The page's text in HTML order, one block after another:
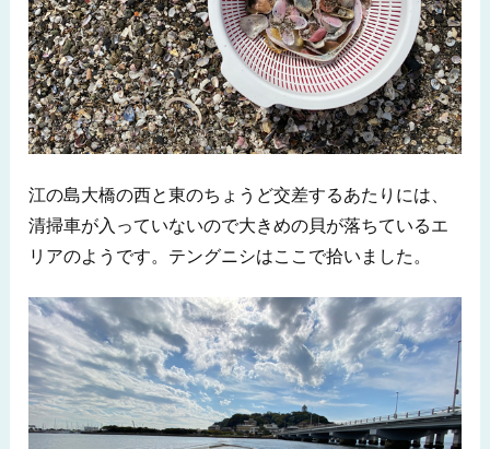
江の島大橋の西と東のちょうど交差するあたりには、
清掃車が入っていないので大きめの貝が落ちているエ
リアのようです。テングニシはここで拾いました。